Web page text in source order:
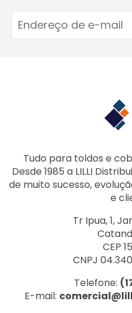
Tudo para toldos e
Desde 1985 a LILLI
de muito sucesso,
e
Tr Ipua, 1,
CEP
CNPJ
Telefone:
E-mail: